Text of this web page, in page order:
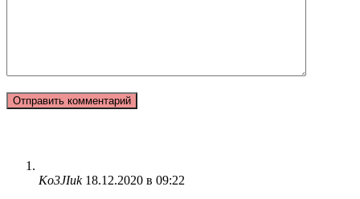
Ko3JIuk 18.12.2020 в 09:22